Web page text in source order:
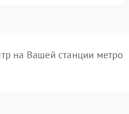
на Вашей станции метро